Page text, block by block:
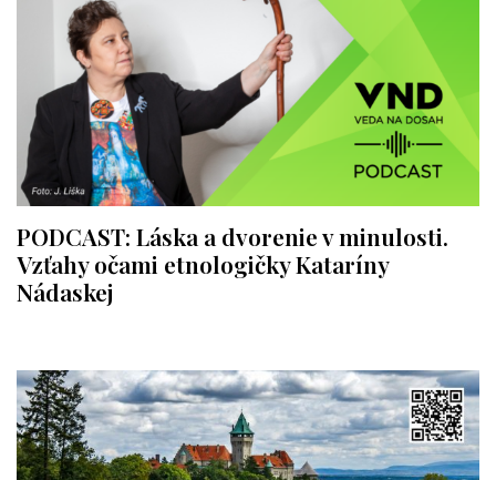
PODCAST: Láska a dvorenie v minulosti.
Vzťahy očami etnologičky Kataríny
Nádaskej